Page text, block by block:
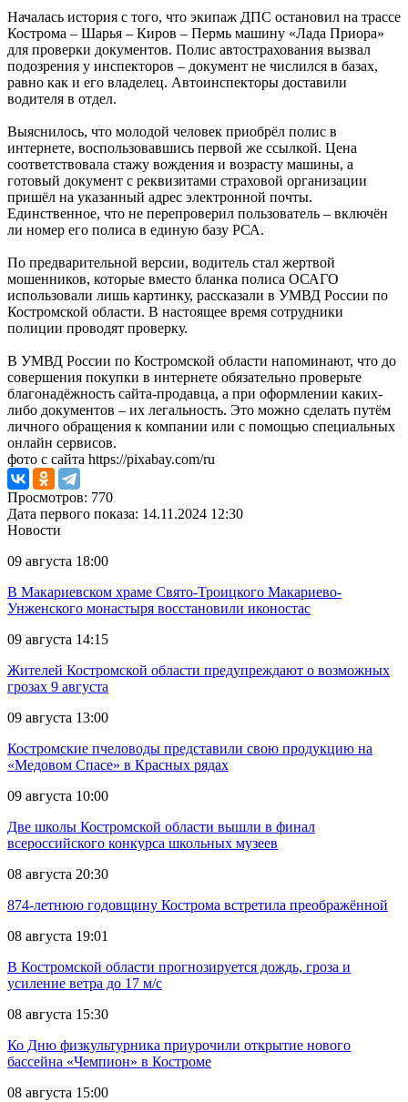
Началась история с того, что экипаж ДПС остановил на трассе
Кострома – Шарья – Киров – Пермь машину «Лада Приора»
для проверки документов. Полис автострахования вызвал
подозрения у инспекторов – документ не числился в базах,
равно как и его владелец. Автоинспекторы доставили
водителя в отдел.
Выяснилось, что молодой человек приобрёл полис в
интернете, воспользовавшись первой же ссылкой. Цена
соответствовала стажу вождения и возрасту машины, а
готовый документ с реквизитами страховой организации
пришёл на указанный адрес электронной почты.
Единственное, что не перепроверил пользователь – включён
ли номер его полиса в единую базу РСА.
По предварительной версии, водитель стал жертвой
мошенников, которые вместо бланка полиса ОСАГО
использовали лишь картинку, рассказали в УМВД России по
Костромской области. В настоящее время сотрудники
полиции проводят проверку.
В УМВД России по Костромской области напоминают, что до
совершения покупки в интернете обязательно проверьте
благонадёжность сайта-продавца, а при оформлении каких-
либо документов – их легальность. Это можно сделать путём
личного обращения к компании или с помощью специальных
онлайн сервисов.
фото с сайта https://pixabay.com/ru
Просмотров: 770
Дата первого показа: 14.11.2024 12:30
Новости
09 августа 18:00
В Макариевском храме Свято-Троицкого Макариево-
Унженского монастыря восстановили иконостас
09 августа 14:15
Жителей Костромской области предупреждают о возможных
грозах 9 августа
09 августа 13:00
Костромские пчеловоды представили свою продукцию на
«Медовом Спасе» в Красных рядах
09 августа 10:00
Две школы Костромской области вышли в финал
всероссийского конкурса школьных музеев
08 августа 20:30
874-летнюю годовщину Кострома встретила преображённой
08 августа 19:01
В Костромской области прогнозируется дождь, гроза и
усиление ветра до 17 м/с
08 августа 15:30
Ко Дню физкультурника приурочили открытие нового
бассейна «Чемпион» в Костроме
08 августа 15:00